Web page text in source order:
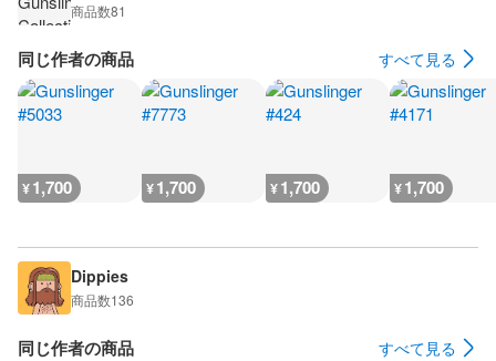
商品数81
同じ作者の商品 すべて見る
¥1,700 ¥1,700 ¥1,700 ¥1,700
Dippies
商品数136
同じ作者の商品 すべて見る